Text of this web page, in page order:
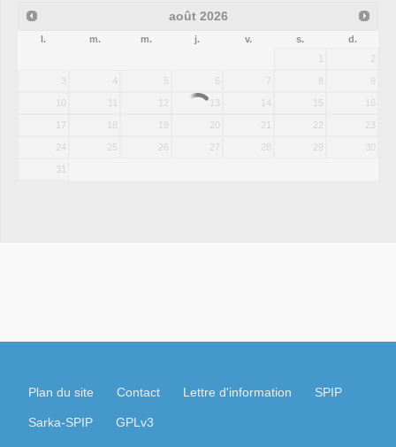
août 2026
l. m. m. j. v. s.
d.
1
2
3 4 5 6 7 8 9
10 11 12 13 14 15 16
17 18 19 20 21 22 23
24 25 26 27 28 29 30
31
Plan du site Contact Lettre d'information SPIP
Sarka-SPIP GPLv3